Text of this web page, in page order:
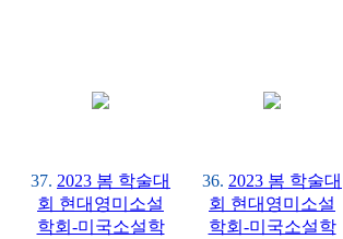
37. 2023 봄 학술대
회 현대영미소설
학회-미국소설학
36. 2023 봄 학술대
회 현대영미소설
학회-미국소설학